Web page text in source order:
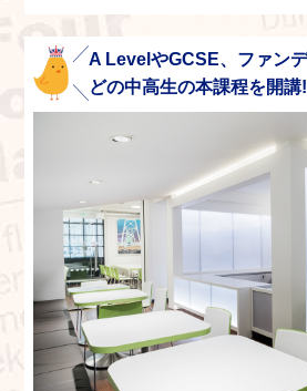
A LevelやGCSE、ファン
どの中高生の本課程を開講!